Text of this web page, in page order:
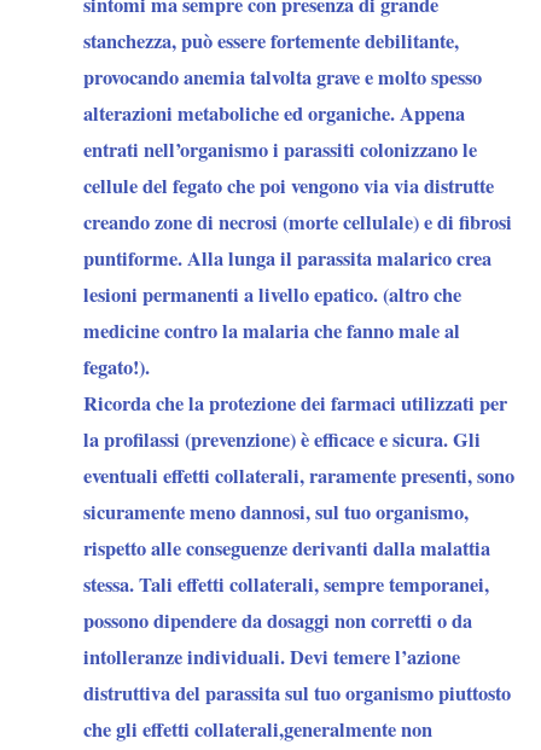
stanchezza, può essere fortemente debilitante,
provocando anemia talvolta grave e molto spesso
alterazioni metaboliche ed organiche. Appena
entrati nell’organismo i parassiti colonizzano le
cellule del fegato che poi vengono via via distrutte
creando zone di necrosi (morte cellulale) e di fibrosi
puntiforme. Alla lunga il parassita malarico crea
lesioni permanenti a livello epatico. (altro che
medicine contro la malaria che fanno male al
fegato!).
Ricorda che la protezione dei farmaci utilizzati per
la profilassi (prevenzione) è efficace e sicura. Gli
eventuali effetti collaterali, raramente presenti, sono
sicuramente meno dannosi, sul tuo organismo,
rispetto alle conseguenze derivanti dalla malattia
stessa. Tali effetti collaterali, sempre temporanei,
possono dipendere da dosaggi non corretti o da
intolleranze individuali. Devi temere l’azione
distruttiva del parassita sul tuo organismo piuttosto
che gli effetti collaterali,generalmente non